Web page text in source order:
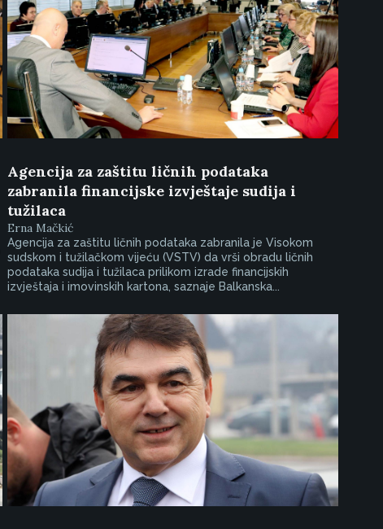
Agencija za zaštitu ličnih podataka
zabranila financijske izvještaje sudija i
tužilaca
Erna Mačkić
Agencija za zaštitu ličnih podataka zabranila je Visokom
sudskom i tužilačkom vijeću (VSTV) da vrši obradu ličnih
podataka sudija i tužilaca prilikom izrade financijskih
izvještaja i imovinskih kartona, saznaje Balkanska...